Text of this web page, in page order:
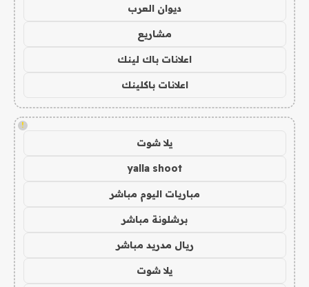
ديوان العرب
مشاريع
اعلانات باك لينك
اعلانات باكلينك
!
يلا شوت
yalla shoot
مباريات اليوم مباشر
برشلونة مباشر
ريال مدريد مباشر
يلا شوت